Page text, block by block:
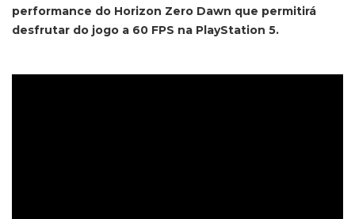
performance do Horizon Zero Dawn que permitirá
desfrutar do jogo a 60 FPS na PlayStation 5.